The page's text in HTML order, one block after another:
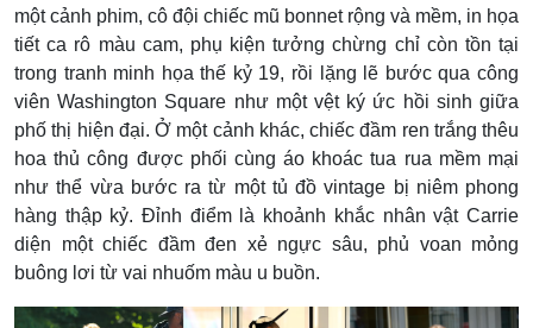
một cảnh phim, cô đội chiếc mũ bonnet rộng và mềm, in họa
tiết ca rô màu cam, phụ kiện tưởng chừng chỉ còn tồn tại
trong tranh minh họa thế kỷ 19, rồi lặng lẽ bước qua công
viên Washington Square như một vệt ký ức hồi sinh giữa
phố thị hiện đại. Ở một cảnh khác, chiếc đầm ren trắng thêu
hoa thủ công được phối cùng áo khoác tua rua mềm mại
như thể vừa bước ra từ một tủ đồ vintage bị niêm phong
hàng thập kỷ. Đỉnh điểm là khoảnh khắc nhân vật Carrie
diện một chiếc đầm đen xẻ ngực sâu, phủ voan mỏng
buông lơi từ vai nhuốm màu u buồn.